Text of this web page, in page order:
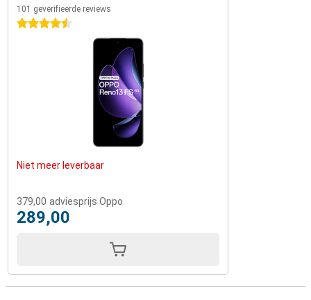
101 geverifieerde reviews
4.5 sterren
Niet meer leverbaar
379,00 adviesprijs Oppo
289,00